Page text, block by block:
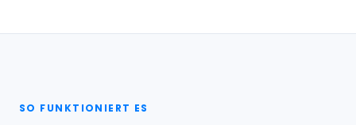
SO FUNKTIONIERT ES